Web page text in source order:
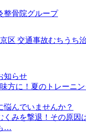
整骨院グループ
知らせ
方に！夏のトレーニ
悩んでいませんか？
くみを撃退！その原因
…